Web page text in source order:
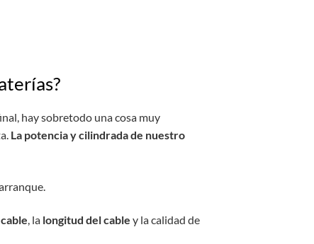
hay sobretodo una cosa muy
La potencia y cilindrada de nuestro
, la longitud del cable y la calidad de